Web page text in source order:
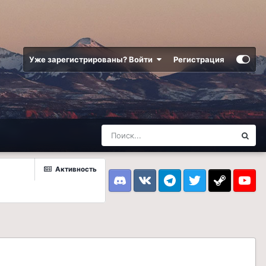
Уже зарегистрированы? Войти Регистрация
Активность
DiscordVK TelegramTwitter Steam